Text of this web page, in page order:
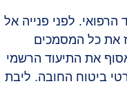
לפני פנייה אל
את כל המסמכים
את התיעוד הרשמי
ביטוח החובה. ליבת